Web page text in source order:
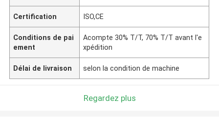
Certification ISO,CE
Conditions de pai
ement
Acompte 30% T/T, 70% T/T avant l'e
xpédition
Délai de livraison selon la condition de machine
Regardez plus